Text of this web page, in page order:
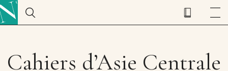
Cahiers d’Asie Centrale